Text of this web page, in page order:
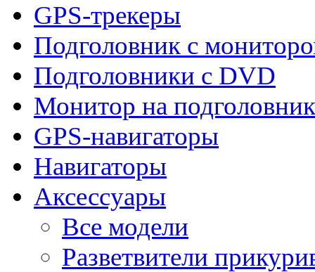
GPS-трекеры
Подголовник с
Подголовники с DVD
Монитор на подголовник
GPS-навигаторы
Навигаторы
Аксессуары
Все модели
Разветвители